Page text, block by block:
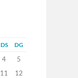
DS DG
4
5
11
12